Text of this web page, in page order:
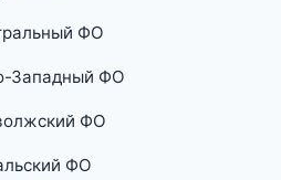
ФО
Западный ФО
ФО
ФО